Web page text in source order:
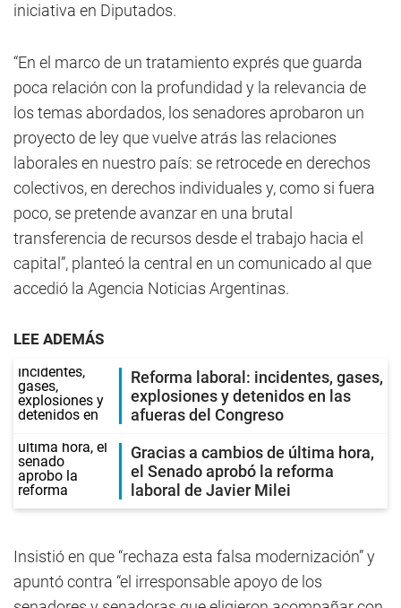
iniciativa en Diputados.
“En el marco de un tratamiento exprés que guarda
poca relación con la profundidad y la relevancia de
los temas abordados, los senadores aprobaron un
proyecto de ley que vuelve atrás las relaciones
laborales en nuestro país: se retrocede en derechos
colectivos, en derechos individuales y, como si fuera
poco, se pretende avanzar en una brutal
transferencia de recursos desde el trabajo hacia el
capital”, planteó la central en un comunicado al que
accedió la Agencia Noticias Argentinas.
LEE ADEMÁS
Reforma laboral: incidentes, gases,
explosiones y detenidos en las
afueras del Congreso
Gracias a cambios de última hora,
el Senado aprobó la reforma
laboral de Javier Milei
Insistió en que “rechaza esta falsa modernización” y
apuntó contra “el irresponsable apoyo de los